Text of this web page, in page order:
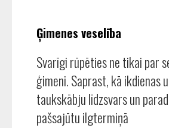
Ģimenes veselība
Svarīgi rūpēties ne tikai par
ģimeni. Saprast, kā ikdienas
taukskābju līdzsvars un
pašsajūtu ilgtermiņā